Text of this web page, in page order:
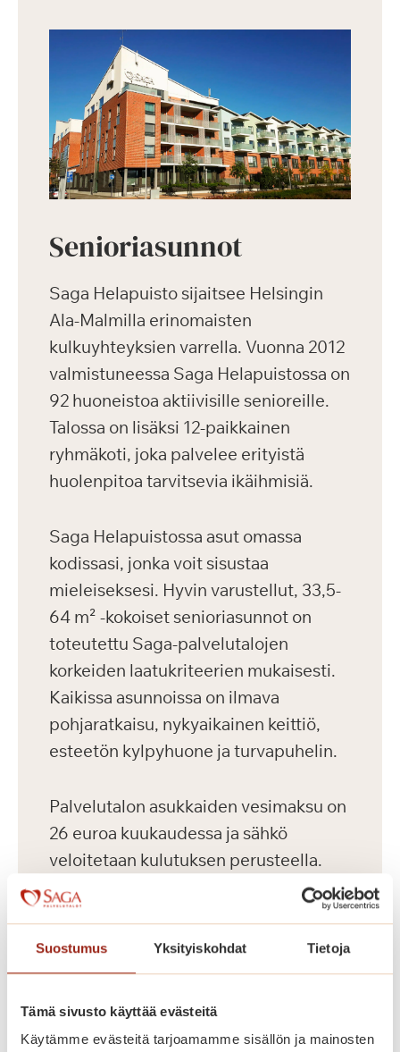
Suostumus Yksityiskohdat Tietoja
Tämä sivusto käyttää evästeitä
Käytämme evästeitä tarjoamamme sisällön ja mainosten
Senioriasunnot
Saga Helapuisto sijaitsee Helsingin
Ala-Malmilla erinomaisten
kulkuyhteyksien varrella. Vuonna 2012
valmistuneessa Saga Helapuistossa on
92 huoneistoa aktiivisille senioreille.
Talossa on lisäksi 12-paikkainen
ryhmäkoti, joka palvelee erityistä
huolenpitoa tarvitsevia ikäihmisiä.
Saga Helapuistossa asut omassa
kodissasi, jonka voit sisustaa
mieleiseksesi. Hyvin varustellut, 33,5-
64 m² -kokoiset senioriasunnot on
toteutettu Saga-palvelutalojen
korkeiden laatukriteerien mukaisesti.
Kaikissa asunnoissa on ilmava
pohjaratkaisu, nykyaikainen keittiö,
esteetön kylpyhuone ja turvapuhelin.
Palvelutalon asukkaiden vesimaksu on
26 euroa kuukaudessa ja sähkö
veloitetaan kulutuksen perusteella.
Asukkailla on mahdollisuus vuokrata
autopaikka 75 euron kuukausihintaan.
Saga Helapuiston asukasvalinnoissa
kehittämiskeskuksen (ARA) ohjeita.